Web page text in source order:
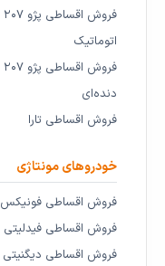
فروش اقساطی پژو ۲۰۷
اتوماتیک
فروش اقساطی پژو ۲۰۷
دنده‌ای
فروش اقساطی تارا
خودروهای مونتاژی
فروش اقساطی فونیکس
فروش اقساطی فیدلیتی
فروش اقساطی دیگنیتی